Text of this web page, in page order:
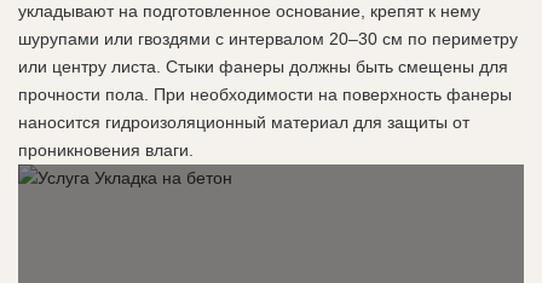
укладывают на подготовленное основание, крепят к нему
шурупами или гвоздями с интервалом 20–30 см по периметру
или центру листа. Стыки фанеры должны быть смещены для
прочности пола. При необходимости на поверхность фанеры
наносится гидроизоляционный материал для защиты от
проникновения влаги.